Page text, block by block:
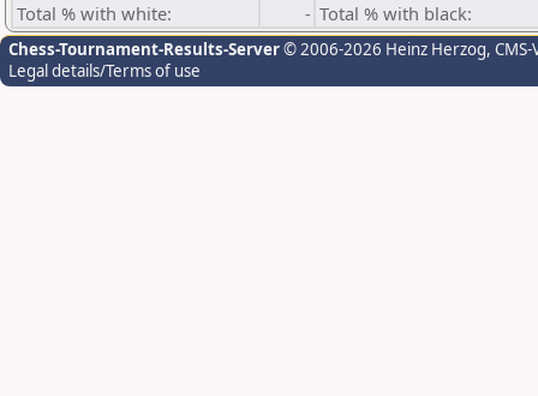
Total % with white:
- Total % with black:
Chess-Tournament-Results-Server© 2006-2026 Heinz Herzog,
Legal details/Terms of use